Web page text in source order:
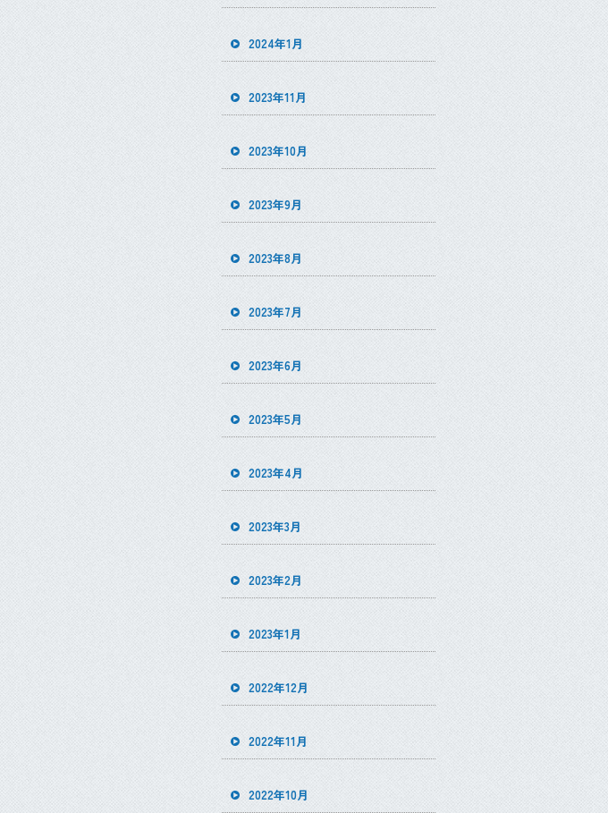
2024年1月
2023年11月
2023年10月
2023年9月
2023年8月
2023年7月
2023年6月
2023年5月
2023年4月
2023年3月
2023年2月
2023年1月
2022年12月
2022年11月
2022年10月